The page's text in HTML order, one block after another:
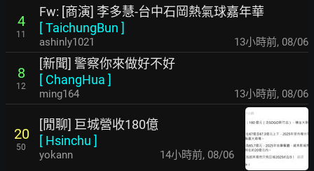
4
11
Fw: [商演] 李多慧-台中石岡熱氣球嘉年華
[TaichungBun ]
ashinly1021 13小時前, 08/06
8
12
[新聞] 警察你來做好不好
[ ChangHua ]
ming164 13小時前, 08/06
20
50
[閒聊] 巨城營收180億
[ Hsinchu ]
yokann 14小時前, 08/06